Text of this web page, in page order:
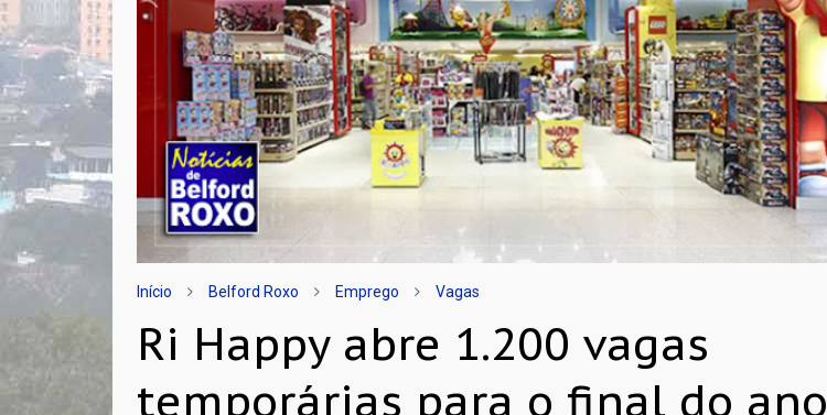
Início Belford Roxo Emprego Vagas
Ri Happy abre 1.200 vagas
temporárias para o final do ano